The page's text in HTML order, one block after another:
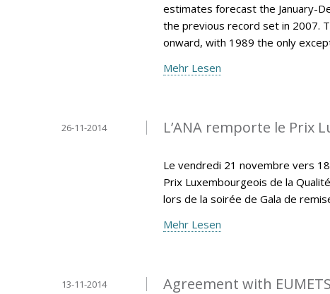
estimates forecast the January-
the previous record set in 2007.
onward, with 1989 the only
Mehr Lesen
L’ANA remporte le Prix
26-11-2014
Le vendredi 21 novembre vers
Prix Luxembourgeois de la
lors de la soirée de Gala de
Mehr Lesen
Agreement with
13-11-2014